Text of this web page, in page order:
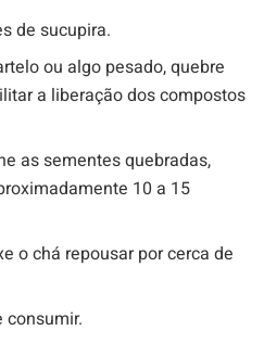
de sucupira.
ou algo pesado, quebre
a liberação dos compostos
as sementes quebradas,
10 a 15
o chá repousar por cerca de
consumir.